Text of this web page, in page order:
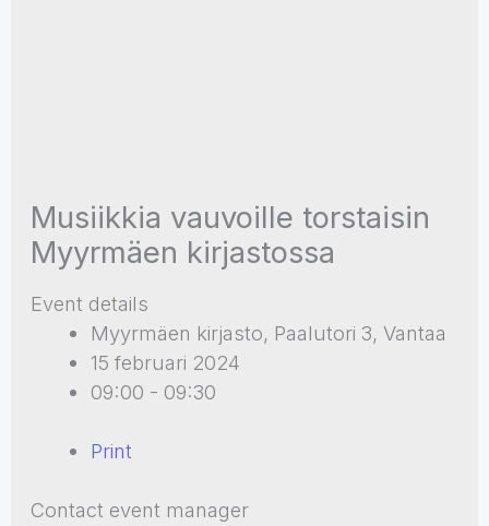
Musiikkia vauvoille torstaisin
Myyrmäen kirjastossa
Event details
Myyrmäen kirjasto, Paalutori 3, Vantaa
15 februari 2024
09:00 - 09:30
Print
Contact event manager